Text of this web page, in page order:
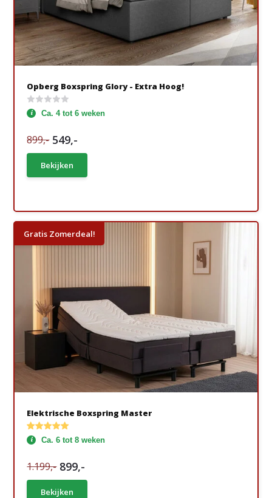
Opberg Boxspring Glory - Extra Hoog!
Ca. 4 tot 6 weken
899,- 549,-
Bekijken
Gratis Zomerdeal!
Elektrische Boxspring Master
Ca. 6 tot 8 weken
1.199,- 899,-
Bekijken